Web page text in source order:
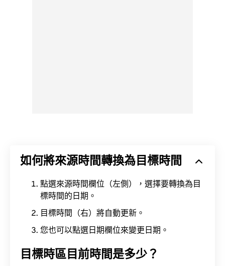
如何將來源時間轉換為目標時間
點選來源時間欄位（左側），選擇要轉換為目
標時間的日期。
目標時間（右）將自動更新。
您也可以點選日期欄位來變更日期。
目標時區目前時間是多少？